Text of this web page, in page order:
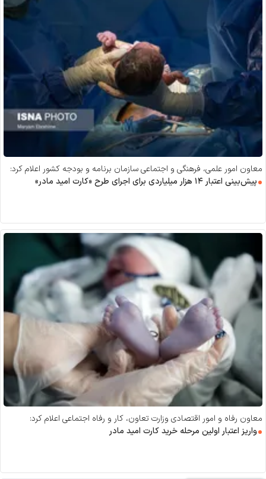
معاون امور علمی، فرهنگی و اجتماعی سازمان برنامه و بودجه کشور اعلام کرد:
پیش‌بینی اعتبار ۱۴ هزار میلیاردی برای اجرای طرح «کارت امید مادر»
معاون رفاه و امور اقتصادی وزارت تعاون، کار و رفاه اجتماعی اعلام کرد:
واریز اعتبار اولین مرحله خرید کارت امید مادر